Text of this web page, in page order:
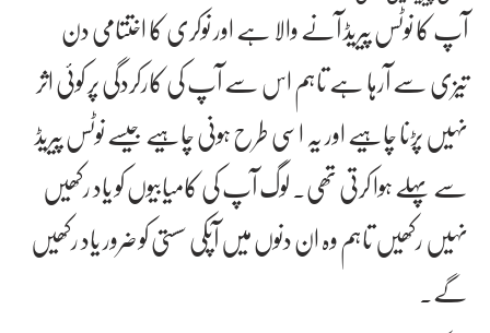
آپ کا نوٹس پیریڈ آنے والا ہے اور نوکری کا اختتامی دن
تیزی سے آرہا ہے تاہم اس سے آپ کی کارکردگی پر کوئی اثر
نہیں پڑنا چاہیے اور یہ اسی طرح ہونی چاہیے جیسے نوٹس پیریڈ
سے پہلے ہوا کرتی تھی۔ لوگ آپ کی کامیابیوں کو یاد رکھیں
نہیں رکھیں تاہم وہ ان دنوں میں آپکی سستی کو ضرور یاد رکھیں
گے۔